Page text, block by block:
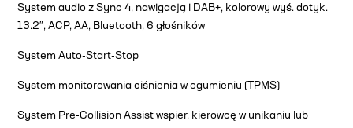
System audio z Sync 4, nawigacją i DAB+, kolorowy wyś. dotyk.
13.2″, ACP, AA, Bluetooth, 6 głośników
System Auto-Start-Stop
System monitorowania ciśnienia w ogumieniu (TPMS)
System Pre-Collision Assist wspier. kierowcę w unikaniu lub